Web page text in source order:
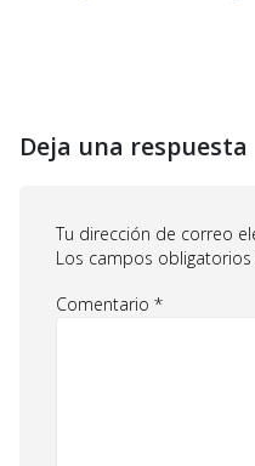
Deja una respuesta
Tu dirección de correo
Los campos
Comentario *